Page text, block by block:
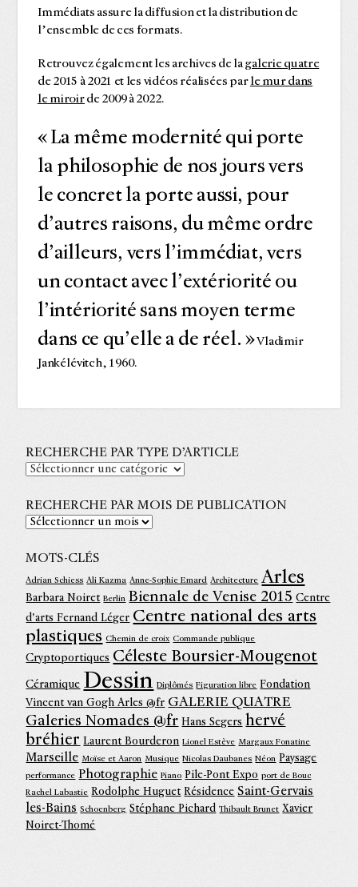
Immédiats assure la diffusion et la distribution de
l’ensemble de ces formats.
Retrouvez également les archives de la galerie quatre
de 2015 à 2021 et les vidéos réalisées par le mur dans
le miroir de 2009 à 2022.
« La même modernité qui porte
la philosophie de nos jours vers
le concret la porte aussi, pour
d’autres raisons, du même ordre
d’ailleurs, vers l’immédiat, vers
un contact avec l’extériorité ou
l’intériorité sans moyen terme
dans ce qu’elle a de réel. »Vladimir
Jankélévitch, 1960.
RECHERCHE PAR TYPE D’ARTICLE
RECHERCHE PAR MOIS DE PUBLICATION
MOTS-CLÉS
Adrian Schiess Ali Kazma Anne-Sophie Emard Architecture Arles
Barbara Noiret Berlin Biennale de Venise 2015 Centre
d'arts Fernand Léger Centre national des arts
plastiques Chemin de croix Commande publique
Cryptoportiques Céleste Boursier-Mougenot
Céramique Dessin Diplômés Figuration libre Fondation
Vincent van Gogh Arles @fr GALERIE QUATRE
Galeries Nomades @fr Hans Segers hervé
bréhier Laurent Bourderon Lionel Estève Margaux Fonatine
Marseille Moïse et Aaron Musique Nicolas Daubanes Néon Paysage
performance Photographie Piano Pile-Pont Expo port de Bouc
Rachel Labastie Rodolphe Huguet Résidence Saint-Gervais
les-Bains Schoenberg Stéphane Pichard Thibault Brunet Xavier
Noiret-Thomé